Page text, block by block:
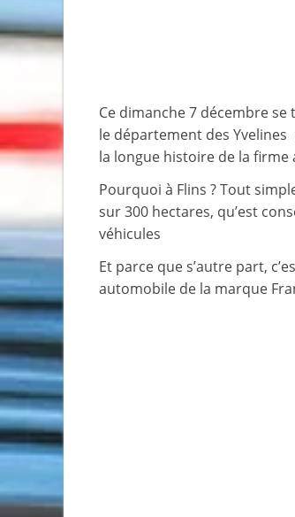
Ce dimanche 7 décembre se
le département des
la longue histoire de la firme
Pourquoi à Flins ? Tout
sur 300 hectares, qu’est
véhicules
Et parce que s’autre part,
automobile de la marque